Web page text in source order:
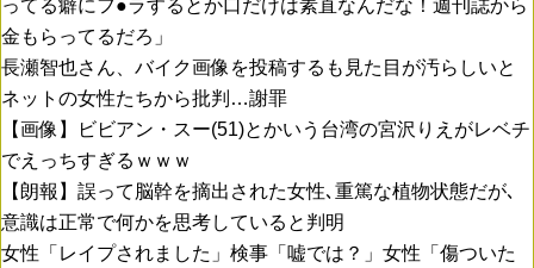
ってる癖にフ●ラするとか口だけは素直なんだな！週刊誌から
金もらってるだろ」
長瀬智也さん、バイク画像を投稿するも見た目が汚らしいと
ネットの女性たちから批判…謝罪
【画像】ビビアン・スー(51)とかいう台湾の宮沢りえがレベチ
でえっちすぎるｗｗｗ
【朗報】誤って脳幹を摘出された女性､重篤な植物状態だが､
意識は正常で何かを思考していると判明
女性「レイプされました」検事「嘘では？」女性「傷ついた